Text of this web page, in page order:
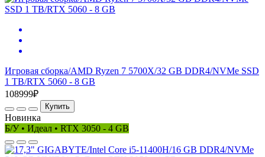
Игровая сборка/AMD Ryzen 7 5700X/32 GB DDR4/NVMe SSD
1 TB/RTX 5060 - 8 GB
108999₽
Купить
Новинка
Б/У • Идеал • RTX 3050 - 4 GB